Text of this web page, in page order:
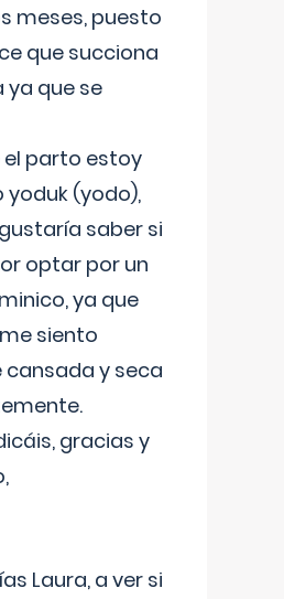
meses, puesto
que succiona
ya que se
el parto estoy
(yodo),
saber si
optar por un
ya que
siento
y seca
gracias y
Laura, a ver si